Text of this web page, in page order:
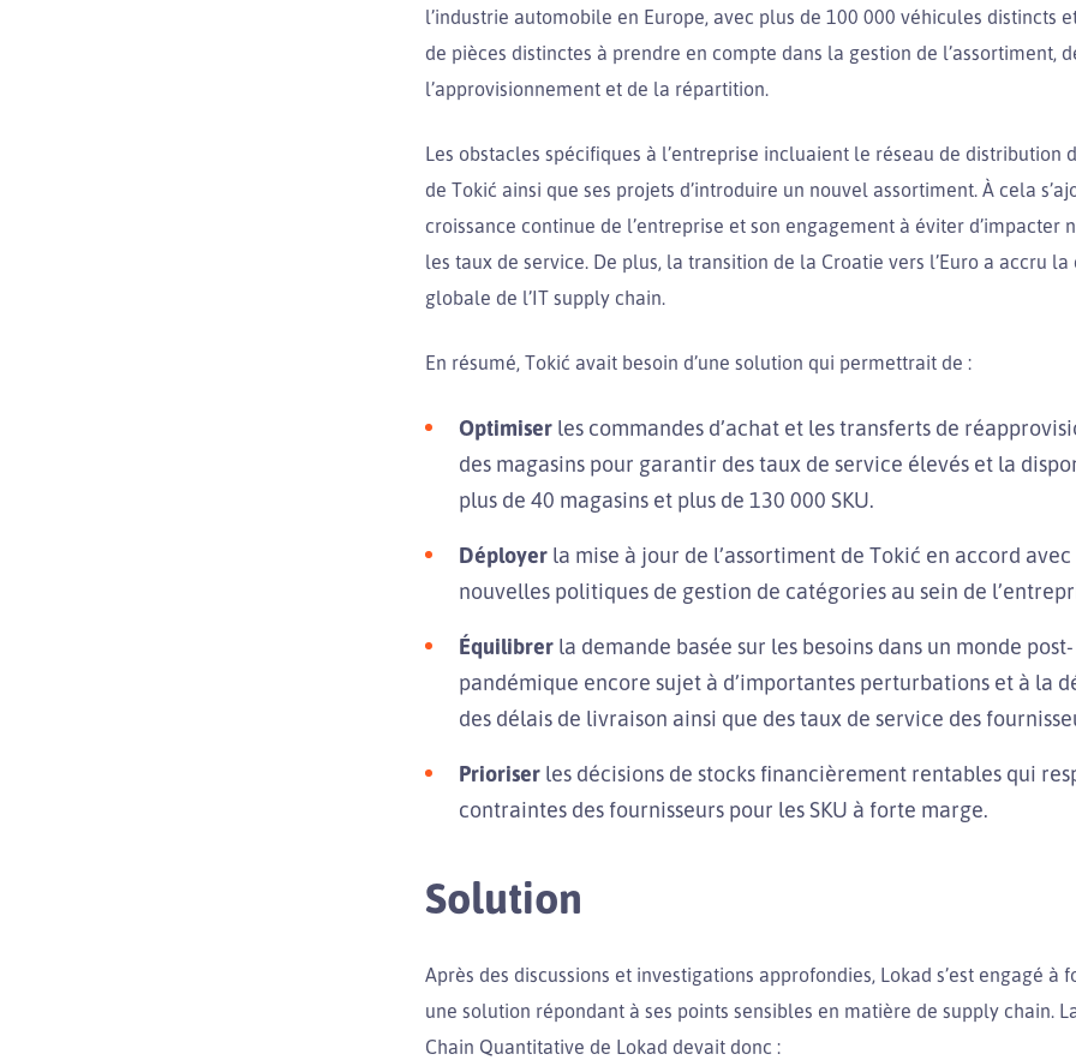
l’industrie automobile en Europe, avec plus de 100 000 véhicules distincts
de pièces distinctes à prendre en compte dans la gestion de l’assortiment,
l’approvisionnement et de la répartition.
Les obstacles spécifiques à l’entreprise incluaient le réseau de distribution
de Tokić ainsi que ses projets d’introduire un nouvel assortiment. À cela
croissance continue de l’entreprise et son engagement à éviter d’impacter
les taux de service. De plus, la transition de la Croatie vers l’Euro a accru
globale de l’IT supply chain.
En résumé, Tokić avait besoin d’une solution qui permettrait de :
Optimiser les commandes d’achat et les transferts de
des magasins pour garantir des taux de service élevés et la
plus de 40 magasins et plus de 130 000 SKU.
Déployer la mise à jour de l’assortiment de Tokić en accord avec
nouvelles politiques de gestion de catégories au sein de
Équilibrer la demande basée sur les besoins dans un monde post-
pandémique encore sujet à d’importantes perturbations et à la
des délais de livraison ainsi que des taux de service des
Prioriser les décisions de stocks financièrement rentables qui
contraintes des fournisseurs pour les SKU à forte marge.
Solution
Après des discussions et investigations approfondies, Lokad s’est engagé à
une solution répondant à ses points sensibles en matière de supply chain.
Chain Quantitative de Lokad devait donc :